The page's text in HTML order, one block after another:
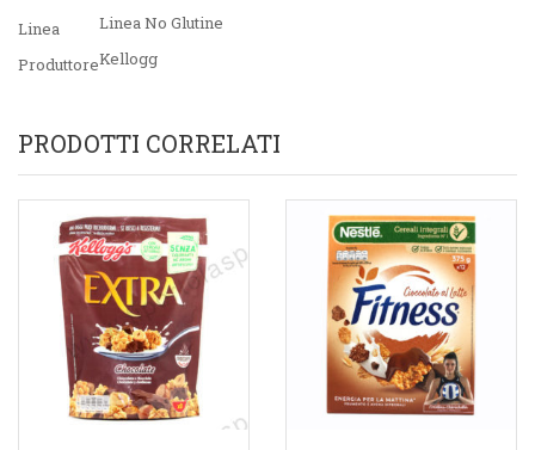
Linea
Linea No Glutine
ProduttoreKellogg
PRODOTTI CORRELATI